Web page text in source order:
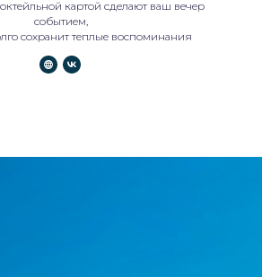
картой сделают ваш вечер
событием,
сохранит теплые воспоминания